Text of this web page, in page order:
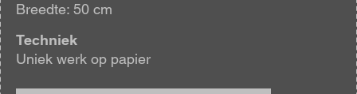
Breedte: 50 cm
Techniek
Uniek werk op papier